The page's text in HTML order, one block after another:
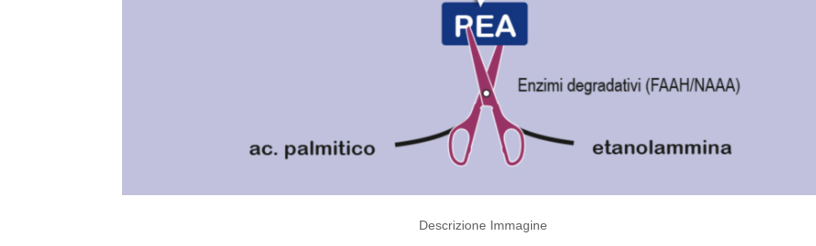
Descrizione Immagine